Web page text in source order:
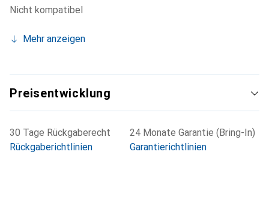
Nicht kompatibel
Mehr anzeigen
Preisentwicklung
30 Tage Rückgaberecht
Rückgaberichtlinien
24 Monate Garantie (Bring-In)
Garantierichtlinien